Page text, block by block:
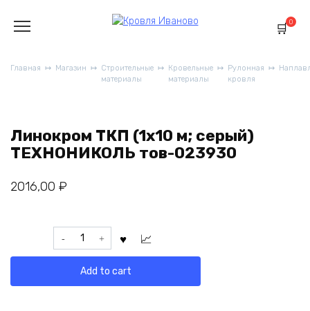
содержанию
0
Главная Магазин
Строительные
материалы
Кровельные
материалы
Рулонная
кровля
Линокром ТКП (1х10 м; серый)
ТЕХНОНИКОЛЬ тов-023930
2016,00 ₽
Линокром
ТКП
Add to cart